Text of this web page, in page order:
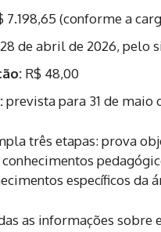
7.198,65 (conforme a
de abril de 2026, pelo
R$ 48,00
prevista para 31 de maio
três etapas: prova
específicos da
as informações sobre